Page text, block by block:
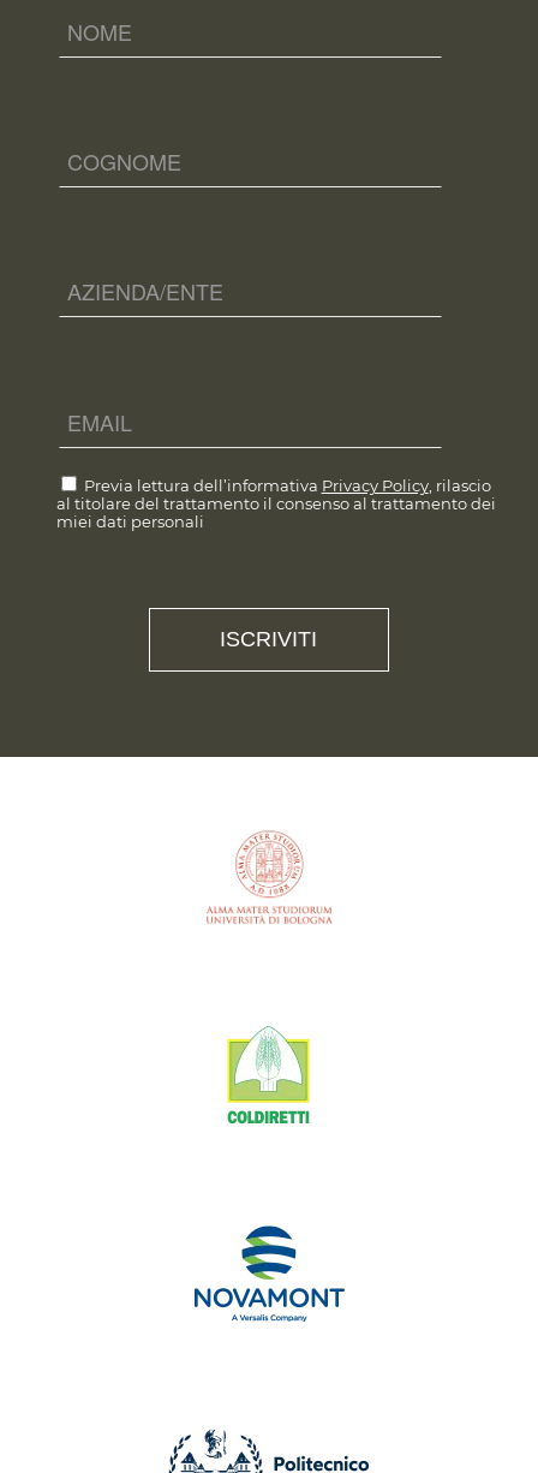
Previa lettura dell’informativa Privacy Policy, rilascio
al titolare del trattamento il consenso al trattamento dei
miei dati personali